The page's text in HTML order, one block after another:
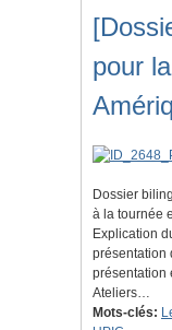
pour
Dossier
à la tournée
Explication
présentation
présentation
Ateliers…
Mots-clés: